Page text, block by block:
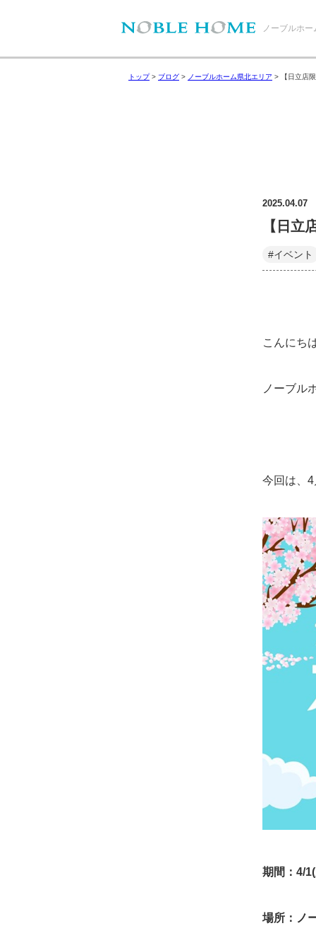
ノーブルホ
トップ> ブログ > ノーブルホーム県北エリア > 【日立店
2025.04.07
【日立
#イベント
こんにち
ノーブル
今回は、
期間：4/
場所：ノ